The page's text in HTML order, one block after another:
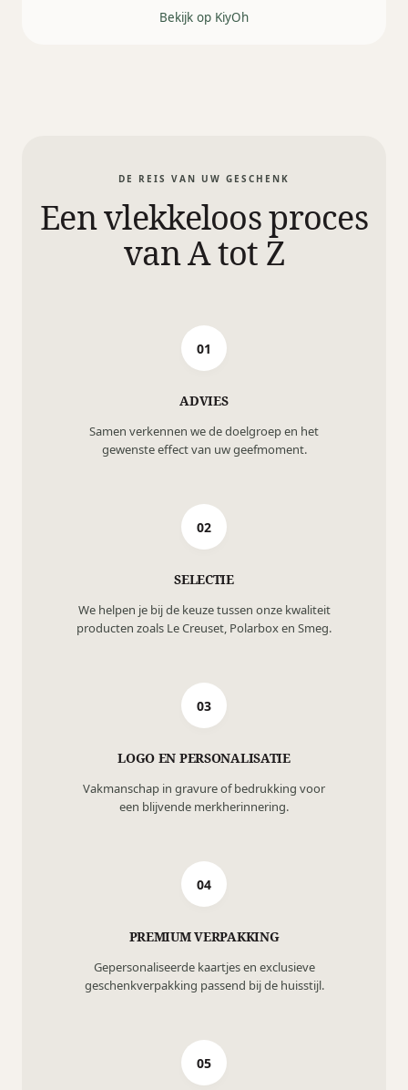
Bekijk op KiyOh
DE REIS VAN UW GESCHENK
Een vlekkeloos proces
van A tot Z
01
ADVIES
Samen verkennen we de doelgroep en het
gewenste effect van uw geefmoment.
02
SELECTIE
We helpen je bij de keuze tussen onze kwaliteit
producten zoals Le Creuset, Polarbox en Smeg.
03
LOGO EN PERSONALISATIE
Vakmanschap in gravure of bedrukking voor
een blijvende merkherinnering.
04
PREMIUM VERPAKKING
Gepersonaliseerde kaartjes en exclusieve
geschenkverpakking passend bij de huisstijl.
05